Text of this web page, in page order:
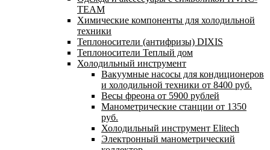
TEAM
Химические компоненты для холодильной
техники
Теплоносители (антифризы) DIXIS
Теплоносители Теплый дом
Холодильный инструмент
Вакуумные насосы для кондиционеров
и холодильной техники от 8400 руб.
Весы фреона от 5900 рублей
Манометрические станции от 1350
руб.
Холодильный инструмент Elitech
Электронный манометрический